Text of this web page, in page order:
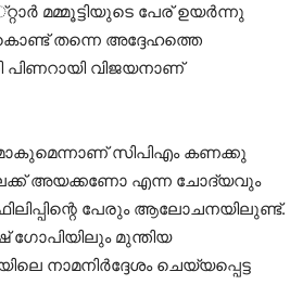
മമ്മൂട്ടിയുടെ പേര് ഉയര്‍ന്നു
തന്നെ അദ്ദേഹത്തെ
പിണറായി വിജയനാണ്
സിപിഎം കണക്കു
അയക്കണോ എന്ന ചോദ്യവും
പേരും ആലോചനയിലുണ്ട്.
മുന്തിയ
നാമനിര്‍ദ്ദേശം ചെയ്യപ്പെട്ട